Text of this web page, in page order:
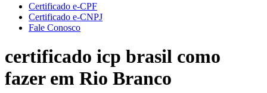
Certificado e-CPF
Certificado e-CNPJ
Fale Conosco
certificado icp brasil como
fazer em Rio Branco